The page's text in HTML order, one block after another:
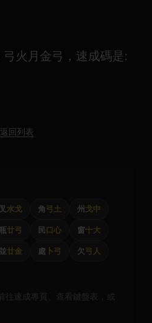
弓火月金弓，速成碼是:
返回列表
叉 水戈 角弓土 州 戈中
瓶廿弓 民口心 窗十大
並廿金 處 卜弓 欠弓人
往速成專頁、查看鍵盤表，或